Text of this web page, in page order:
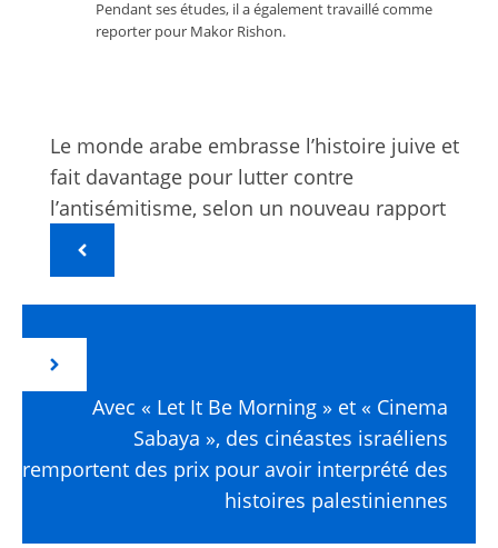
Pendant ses études, il a également travaillé comme
reporter pour Makor Rishon.
Le monde arabe embrasse l’histoire juive et
fait davantage pour lutter contre
l’antisémitisme, selon un nouveau rapport
Avec « Let It Be Morning » et « Cinema
Sabaya », des cinéastes israéliens
remportent des prix pour avoir interprété des
histoires palestiniennes